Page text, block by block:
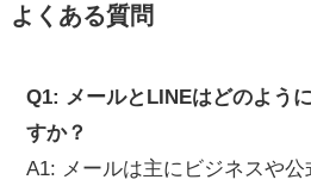
よくある質問
Q1: メールとLINEはどのよう
すか？
A1: メールは主にビジネスや